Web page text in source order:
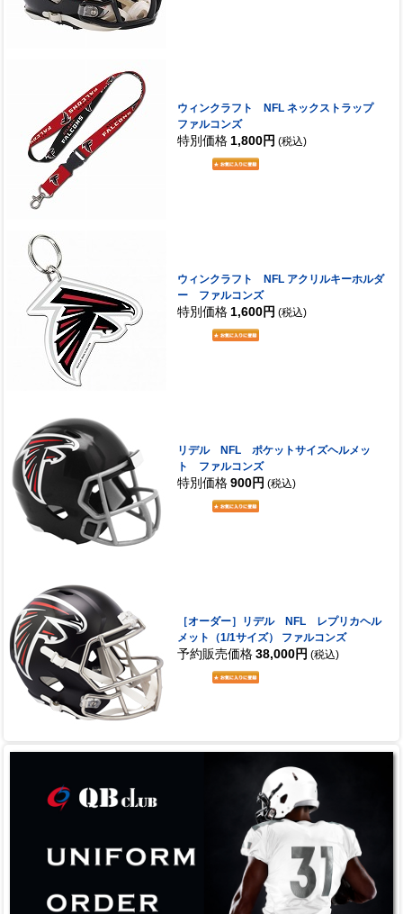
ウィンクラフト NFL ネックストラップ
ファルコンズ
特別価格 1,800円 (税込)
ウィンクラフト NFL アクリルキーホルダ
ー ファルコンズ
特別価格 1,600円 (税込)
リデル NFL ポケットサイズヘルメッ
ト ファルコンズ
特別価格 900円 (税込)
［オーダー］リデル NFL レプリカヘル
メット（1/1サイズ） ファルコンズ
予約販売価格 38,000円 (税込)